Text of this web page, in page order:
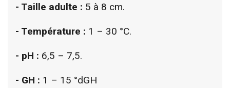
- Taille adulte : 5 à 8 cm.
- Température : 1 – 30 °C.
- pH : 6,5 – 7,5.
- GH : 1 – 15 °dGH